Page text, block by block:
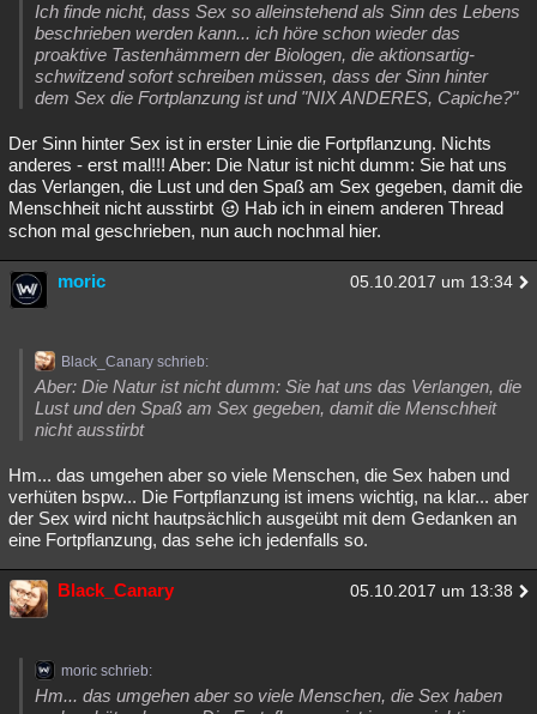
Ich finde nicht, dass Sex so alleinstehend als Sinn des Lebens
beschrieben werden kann... ich höre schon wieder das
proaktive Tastenhämmern der Biologen, die aktionsartig-
schwitzend sofort schreiben müssen, dass der Sinn hinter
dem Sex die Fortplanzung ist und "NIX ANDERES, Capiche?"
Der Sinn hinter Sex ist in erster Linie die Fortpflanzung. Nichts
anderes - erst mal!!! Aber: Die Natur ist nicht dumm: Sie hat uns
das Verlangen, die Lust und den Spaß am Sex gegeben, damit die
Menschheit nicht ausstirbt
Hab ich in einem anderen Thread
schon mal geschrieben, nun auch nochmal hier.
moric 05.10.2017 um 13:34
Black_Canary schrieb:
Aber: Die Natur ist nicht dumm: Sie hat uns das Verlangen, die
Lust und den Spaß am Sex gegeben, damit die Menschheit
nicht ausstirbt
Hm... das umgehen aber so viele Menschen, die Sex haben und
verhüten bspw... Die Fortpflanzung ist imens wichtig, na klar... aber
der Sex wird nicht hautpsächlich ausgeübt mit dem Gedanken an
eine Fortpflanzung, das sehe ich jedenfalls so.
Black_Canary 05.10.2017 um 13:38
moric schrieb:
Hm... das umgehen aber so viele Menschen, die Sex haben